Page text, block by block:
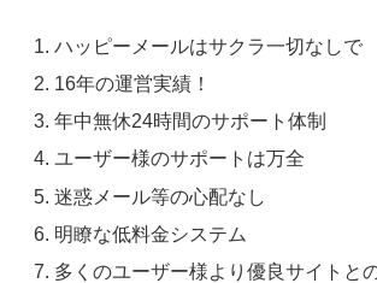
ハッピーメールはサクラ一切なしで
16年の運営実績！
年中無休24時間のサポート体制
ユーザー様のサポートは万全
迷惑メール等の心配なし
明瞭な低料金システム
多くのユーザー様より優良サイトと